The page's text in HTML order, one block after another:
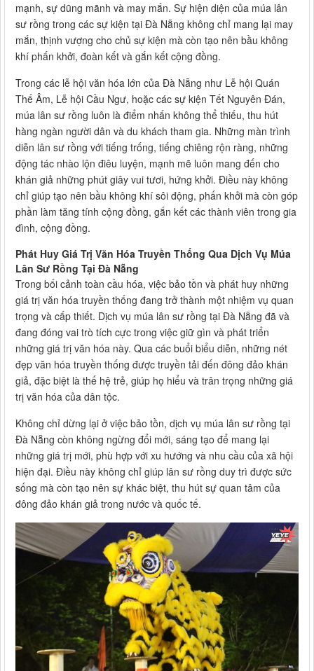
mạnh, sự dũng mãnh và may mắn. Sự hiện diện của múa lân
sư rồng trong các sự kiện tại Đà Nẵng không chỉ mang lại may
mắn, thịnh vượng cho chủ sự kiện mà còn tạo nên bầu không
khí phấn khởi, đoàn kết và gắn kết cộng đồng.
Trong các lễ hội văn hóa lớn của Đà Nẵng như Lễ hội Quán
Thế Âm, Lễ hội Cầu Ngư, hoặc các sự kiện Tết Nguyên Đán,
múa lân sư rồng luôn là điểm nhấn không thể thiếu, thu hút
hàng ngàn người dân và du khách tham gia. Những màn trình
diễn lân sư rồng với tiếng trống, tiếng chiêng rộn ràng, những
động tác nhào lộn điêu luyện, mạnh mẽ luôn mang đến cho
khán giả những phút giây vui tươi, hứng khởi. Điều này không
chỉ giúp tạo nên bầu không khí sôi động, phấn khởi mà còn góp
phần làm tăng tính cộng đồng, gắn kết các thành viên trong gia
đình, cộng đồng.
Phát Huy Giá Trị Văn Hóa Truyền Thống Qua Dịch Vụ Múa
Lân Sư Rồng Tại Đà Nẵng
Trong bối cảnh toàn cầu hóa, việc bảo tồn và phát huy những
giá trị văn hóa truyền thống đang trở thành một nhiệm vụ quan
trọng và cấp thiết. Dịch vụ múa lân sư rồng tại Đà Nẵng đã và
đang đóng vai trò tích cực trong việc giữ gìn và phát triển
những giá trị văn hóa này. Qua các buổi biểu diễn, những nét
đẹp văn hóa truyền thống được truyền tải đến đông đảo khán
giả, đặc biệt là thế hệ trẻ, giúp họ hiểu và trân trọng những giá
trị văn hóa của dân tộc.
Không chỉ dừng lại ở việc bảo tồn, dịch vụ múa lân sư rồng tại
Đà Nẵng còn không ngừng đổi mới, sáng tạo để mang lại
những giá trị mới, phù hợp với xu hướng và nhu cầu của xã hội
hiện đại. Điều này không chỉ giúp lân sư rồng duy trì được sức
sống mà còn tạo nên sự khác biệt, thu hút sự quan tâm của
đông đảo khán giả trong nước và quốc tế.